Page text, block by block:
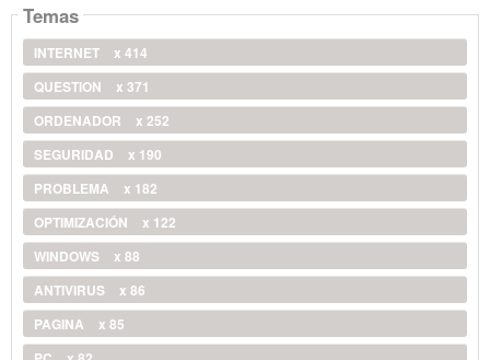
Temas
INTERNET
x 414
QUESTION
x 371
ORDENADOR
x 252
SEGURIDAD
x 190
PROBLEMA
x 182
OPTIMIZACIÓN
x 122
WINDOWS
x 88
ANTIVIRUS
x 86
PAGINA
x 85